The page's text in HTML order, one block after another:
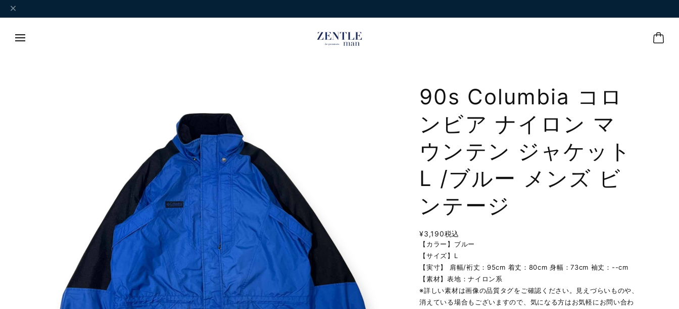
90s Columbia コロ
ンビア ナイロン マ
ウンテン ジャケット
L /ブルー メンズ ビ
ンテージ
¥3,190税込
【カラー】ブルー
【サイズ】L
【実寸】 肩幅/裄丈：95cm 着丈：80cm 身幅：73cm 袖丈：--cm
【素材】表地：ナイロン系
※詳しい素材は画像の品質タグをご確認ください。見えづらいものや、
消えている場合もございますので、気になる方はお気軽にお問い合わ